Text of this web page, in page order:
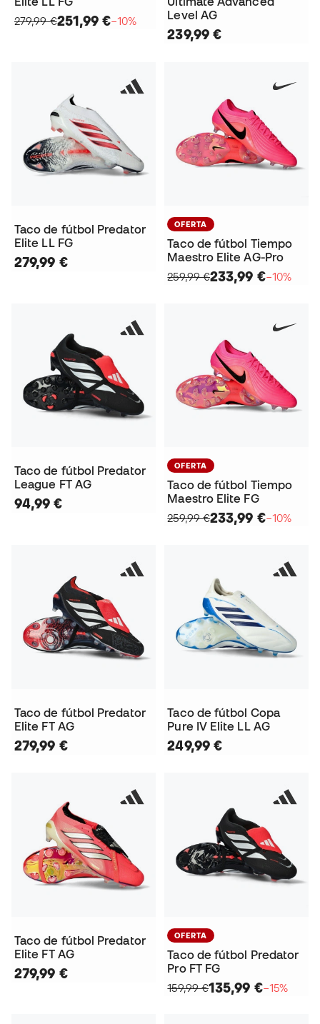
279,99 €251,99 €−10%
Level AG
239,99 €
Taco de fútbol Predator
Elite LL FG
279,99 €
OFERTA
Taco de fútbol Tiempo
Maestro Elite AG-Pro
259,99 €233,99 €−10%
Taco de fútbol Predator
League FT AG
94,99 €
OFERTA
Taco de fútbol Tiempo
Maestro Elite FG
259,99 €233,99 €−10%
Taco de fútbol Predator
Elite FT AG
279,99 €
Taco de fútbol Copa
Pure IV Elite LL AG
249,99 €
Taco de fútbol Predator
Elite FT AG
279,99 €
OFERTA
Taco de fútbol Predator
Pro FT FG
159,99 €135,99 €−15%